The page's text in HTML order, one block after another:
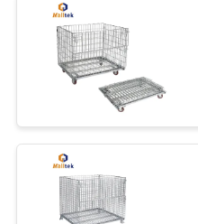
PRIVACY
POLICY